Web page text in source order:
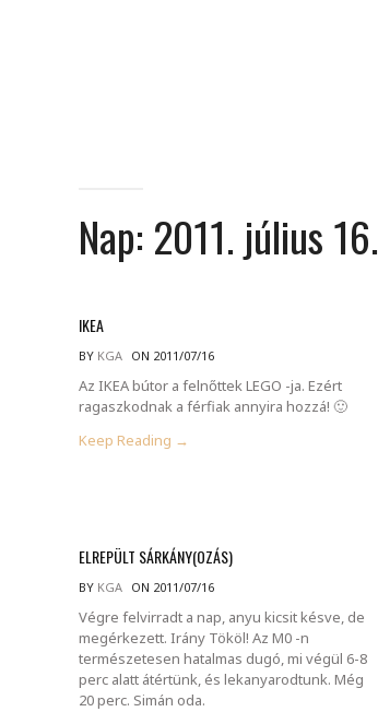
Nap: 2011. július 16.
IKEA
BY KGA ON 2011/07/16
Az IKEA bútor a felnőttek LEGO -ja. Ezért
ragaszkodnak a férfiak annyira hozzá! 🙂
Keep Reading →
ELREPÜLT SÁRKÁNY(OZÁS)
BY KGA ON 2011/07/16
Végre felvirradt a nap, anyu kicsit késve, de
megérkezett. Irány Tököl! Az M0 -n
természetesen hatalmas dugó, mi végül 6-8
perc alatt átértünk, és lekanyarodtunk. Még
20 perc. Simán oda.